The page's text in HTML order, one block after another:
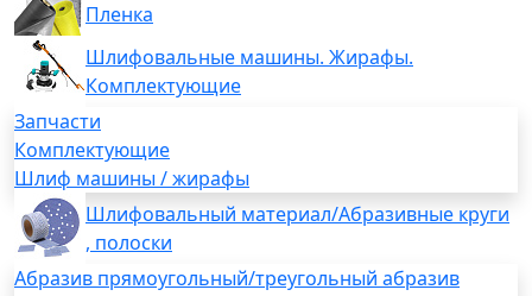
Пленка
Шлифовальные машины. Жирафы.
Комплектующие
Запчасти
Комплектующие
Шлиф машины / жирафы
Шлифовальный материал/Абразивные круги
, полоски
Абразив прямоугольный/треугольный абразив